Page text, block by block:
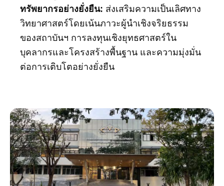
ทรัพยากรอย่างยั่งยืน: ส่งเสริมความเป็นเลิศทาง
วิทยาศาสตร์โดยเน้นภาวะผู้นำเชิงจริยธรรม
ของสถาบันฯ การลงทุนเชิงยุทธศาสตร์ใน
บุคลากรและโครงสร้างพื้นฐาน และความมุ่งมั่น
ต่อการเติบโตอย่างยั่งยืน